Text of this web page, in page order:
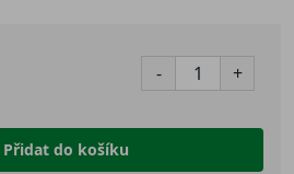
- +
Přidat do košíku